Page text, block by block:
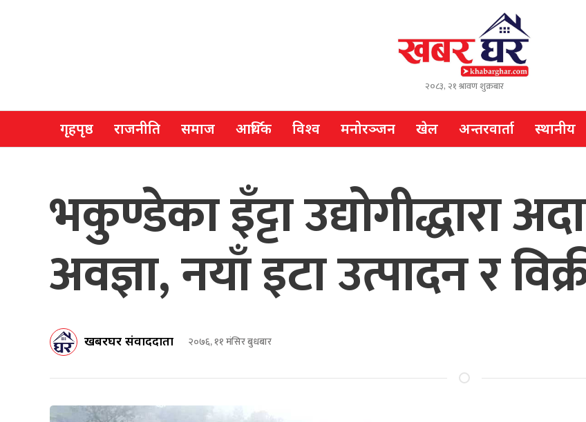
२०८३, २१ श्रावण शुक्रबार
गृहपृष्ठ राजनीति समाज आर्थिक विश्व मनोरञ्जन खेल अन्तरवार्ता स्थानीय
भकुण्डेका इँट्टा
अवज्ञा, नयाँ इटा उत्पादन र
खबरघर संवाददाता २०७६, ११ मंसिर बुधबार